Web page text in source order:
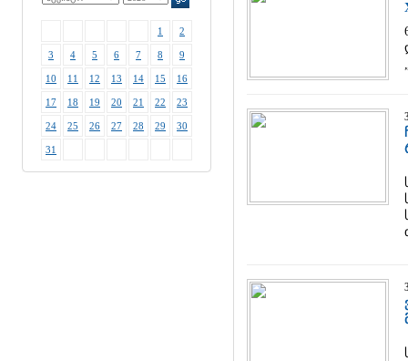
1 2
3 4 5 6 7 8 9
10 11 12 13 14 15 16
17 18 19 20 21 22 23
24 25 26 27 28 29 30
31